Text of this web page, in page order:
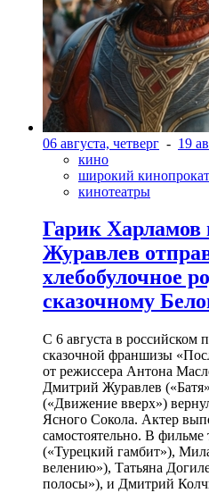
06 августа, четверг - 19
кино
широкий кинопрокат
кинотеатры
Гарик
Журавлев
хлебобулочное
сказочному
С 6 августа в
сказочной франшизы
от режиссера Антона
Дмитрий Журавлев
(«Движение вверх»)
Ясного Сокола. Актер
самостоятельно. В
(«Турецкий гамбит»),
велению»), Татьяна
полосы»), и Дмитрий